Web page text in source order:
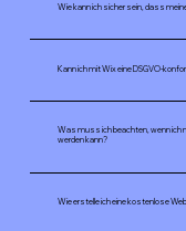
Wie kann ich sicher sein, dass
Kann ich mit Wix eine DSGVO-
Was muss ich beachten, wenn ich
werden kann?
Wie erstelle ich eine kostenlose